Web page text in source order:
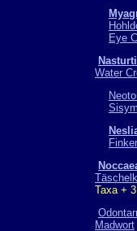
Eye
Water
Taxa +
Madwort